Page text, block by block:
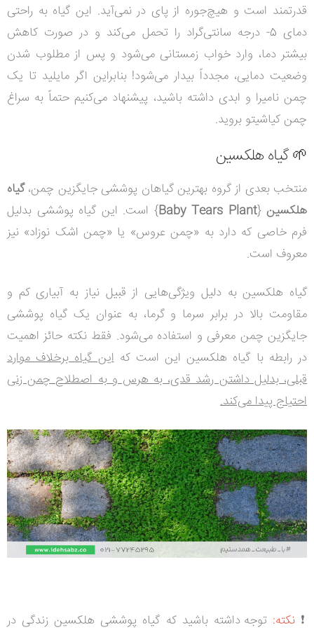
قدرتمند است و هیچ‌جوره از پای در نمی‌آید. این گیاه به راحتی
دمای 5- درجه سانتی‌گراد را تحمل می‌کند و در صورت کاهش
بیشتر دما، وارد خواب زمستانی می‌شود و پس از مطلوب شدن
وضعیت دمایی، مجدداً بیدار می‌شود! بنابراین اگر مایلید تا یک
چمن نامیرا و ابدی داشته باشید، پیشنهاد می‌کنیم حتماً به سراغ
چمن کیاشیتو بروید.
🌱 گیاه هلکسین
منتخب بعدی از گروه بهترین گیاهان پوششی جایگزین چمن،گیاه
هلکسین {
Baby Tears Plant} است. این گیاه پوششی بدلیل
فرم خاصی که دارد به «چمن عروس» یا «چمن اشک نوزاد» نیز
معروف است.
گیاه هلکسین به دلیل ویژگی‌هایی از قبیل نیاز به آبیاری کم و
مقاومت بالا در برابر سرما و گرما، به عنوان یک گیاه پوششی
جایگزین چمن معرفی و استفاده می‌شود. فقط نکته حائز اهمیت
در رابطه با گیاه هلکسین این است کهاین گیاه برخلاف موارد
قبلی، بدلیل داشتن رشد قدی، به هرس و به اصطلاح چمن زنی
احتیاج پیدا می‌کند.
❗ نکته: توجه داشته باشید که گیاه پوششی هلکسین زندگی در